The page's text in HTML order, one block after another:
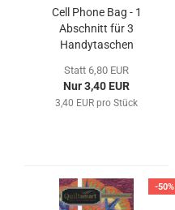
Cell Phone Bag - 1
Abschnitt für 3
Handytaschen
Statt 6,80 EUR
Nur 3,40 EUR
3,40 EUR pro Stück
-50%